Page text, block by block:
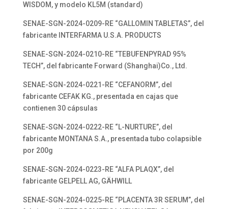
WISDOM, y modelo KL5M (standard)
SENAE-SGN-2024-0209-RE “GALLOMIN TABLETAS”, del
fabricante INTERFARMA U.S.A. PRODUCTS
SENAE-SGN-2024-0210-RE “TEBUFENPYRAD 95%
TECH”, del fabricante Forward (Shanghai)Co., Ltd.
SENAE-SGN-2024-0221-RE “CEFANORM”, del
fabricante CEFAK KG., presentada en cajas que
contienen 30 cápsulas
SENAE-SGN-2024-0222-RE “L-NURTURE”, del
fabricante MONTANA S.A., presentada tubo colapsible
por 200g
SENAE-SGN-2024-0223-RE “ALFA PLAQX”, del
fabricante GELPELL AG, GÄHWILL
SENAE-SGN-2024-0225-RE “PLACENTA 3R SERUM”, del